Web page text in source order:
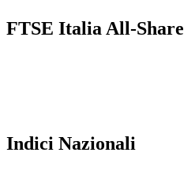
FTSE Italia All-Share
Indici Nazionali